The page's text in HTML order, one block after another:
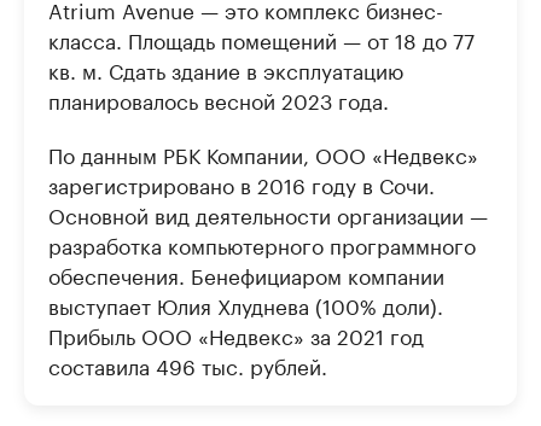
Atrium Avenue — это комплекс бизнес-
класса. Площадь помещений — от 18 до 77
кв. м. Сдать здание в эксплуатацию
планировалось весной 2023 года.
По данным РБК Компании, ООО «Недвекс»
зарегистрировано в 2016 году в Сочи.
Основной вид деятельности организации —
разработка компьютерного программного
обеспечения. Бенефициаром компании
выступает Юлия Хлуднева (100% доли).
Прибыль ООО «Недвекс» за 2021 год
составила 496 тыс. рублей.